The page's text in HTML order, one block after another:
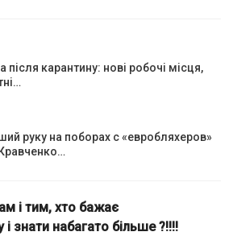
після карантину: нові робочі місця,
руку на поборах с «евробляхеров»
і тим, хто бажає
і знати набагато більше ?!!!!